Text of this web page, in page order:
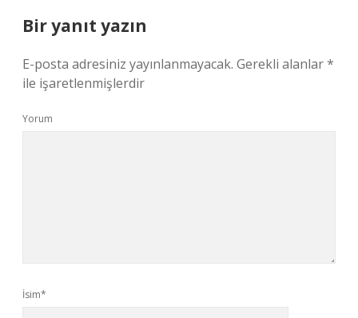
Bir yanıt yazın
E-posta adresiniz yayınlanmayacak. Gerekli alanlar*
ile işaretlenmişlerdir
Yorum
İsim*